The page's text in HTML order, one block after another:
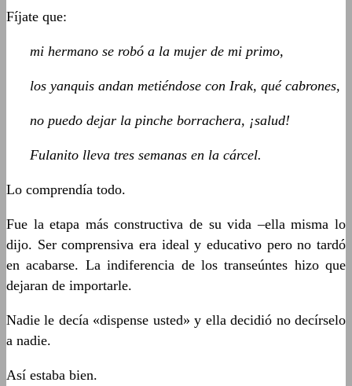
Fíjate que:
mi hermano se robó a la mujer de mi primo,
los yanquis andan metiéndose con Irak, qué cabrones,
no puedo dejar la pinche borrachera, ¡salud!
Fulanito lleva tres semanas en la cárcel.
Lo comprendía todo.
Fue la etapa más constructiva de su vida –ella misma lo
dijo. Ser comprensiva era ideal y educativo pero no tardó
en acabarse. La indiferencia de los transeúntes hizo que
dejaran de importarle.
Nadie le decía «dispense usted» y ella decidió no decírselo
a nadie.
Así estaba bien.